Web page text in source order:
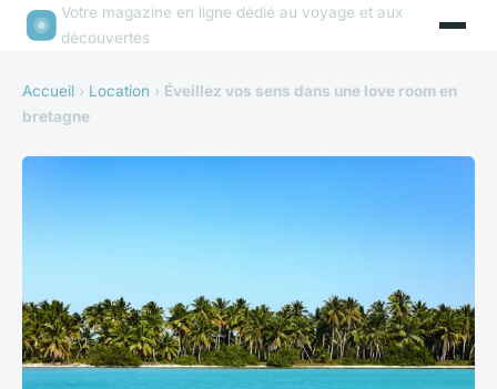
Votre magazine en ligne dédié au voyage et aux
découvertes
Accueil › Location › Éveillez vos sens dans une love room en
bretagne